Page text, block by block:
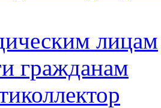
лицам
гражданам